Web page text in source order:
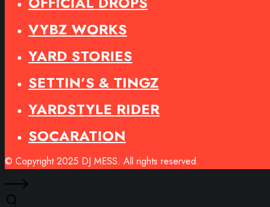
VYBZ WORKS
YARD STORIES
SETTIN’S & TINGZ
YARDSTYLE RIDER
SOCARATION
© Copyright 2025 DJ MESS. All rights reserved.